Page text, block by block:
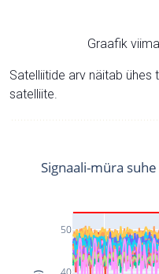
Graafik
Satelliitide arv näitab ühes
satelliite.
50
Signaali-müra suhe